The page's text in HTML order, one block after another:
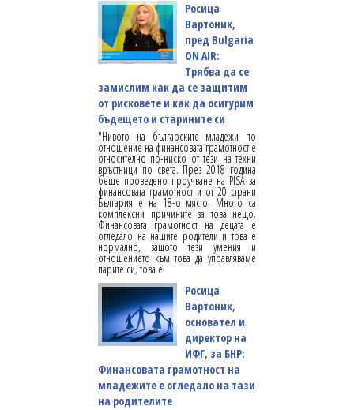
Росица
Вартоник,
пред Bulgaria
ON AIR:
Трябва да се
замислим как да се защитим
от рисковете и как да осигурим
бъдещето и старините си
"Нивото на българските младежи по
отношение на финансовата грамотност е
относително по-ниско от тези на техни
връстници по света. През 2018 година
беше проведено проучване на PISA за
финансовата грамотност и от 20 страни
България е на 18-о място. Много са
комплексни причините за това нещо.
Финансовата грамотност на децата е
огледало на нашите родители и това е
нормално, защото тези умения и
отношението към това да управляваме
парите си, това е
Росица
Вартоник,
основател и
директор на
ИФГ, за БНР:
Финансовата грамотност на
младежите е огледало на тази
на родителите